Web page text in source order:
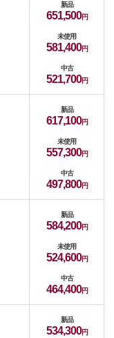
新品
651,500
未使用
581,400
中古
521,700
新品
617,100
未使用
557,300
中古
497,800
新品
584,200
未使用
524,600
中古
464,400
新品
534,300